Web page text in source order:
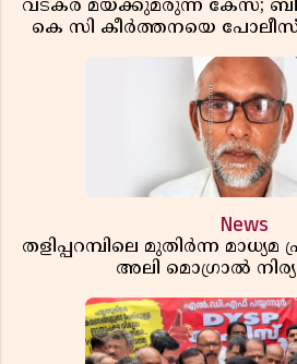
വടകര മയക്കുമരുന്ന് കേസ്;
കെ സി കീർത്തനയെ പോലീസ്
News
തളിപ്പറമ്പിലെ മുതിർന്ന
അലി മൊഗ്രാൽ